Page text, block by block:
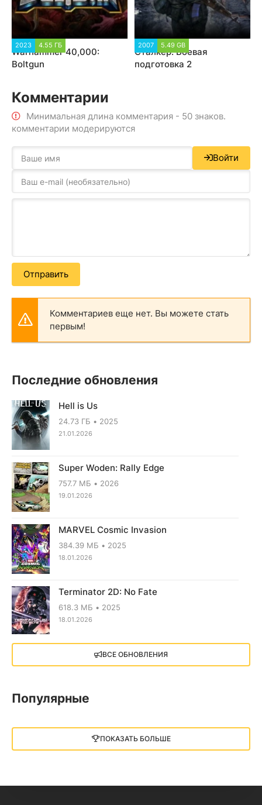
2023 4.55 ГБ
Warhammer 40,000:
Boltgun
2007 5.49 GB
Сталкер: Боевая
подготовка 2
Комментарии
Минимальная длина комментария - 50 знаков.
комментарии модерируются
Войти
Отправить
Комментариев еще нет. Вы можете стать
первым!
Последние обновления
Hell is Us
24.73 ГБ 2025
21.01.2026
Super Woden: Rally Edge
757.7 МБ 2026
19.01.2026
MARVEL Cosmic Invasion
384.39 МБ 2025
18.01.2026
Terminator 2D: No Fate
618.3 МБ 2025
18.01.2026
X4: Foundations (2018)
13.73 GB 2018
13 ГБ 2025
ВСЕ ОБНОВЛЕНИЯ
Популярные
ПОКАЗАТЬ БОЛЬШЕ